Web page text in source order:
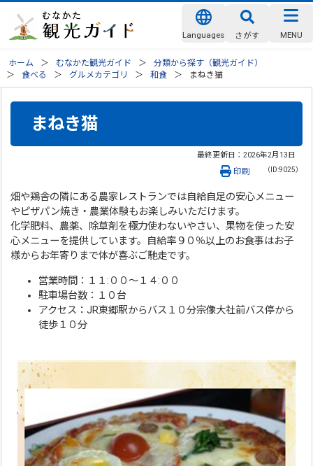
Languages さがす MENU
ホーム むなかた観光ガイド
分類から探す（観光ガイド）
食べる
グルメカテゴリ 和食 まねき猫
まねき猫
最終更新日： 2026年2月13日
（ID:9025）
印刷
畑や鶏舎の隣にある農家レストランでは自給自足の安心メニュー
やピザパン焼き・農業体験もお楽しみいただけます。
化学肥料、農薬、除草剤を極力使わないやさい、果物を使った安
心メニューを提供しています。自給率９０％以上のお食事はお子
様からお年寄りまで体が喜ぶご馳走です。
営業時間：１１:００～１４:００
駐車場台数：１０台
アクセス：JR東郷駅からバス１０分宗像大社前バス停から
徒歩１０分